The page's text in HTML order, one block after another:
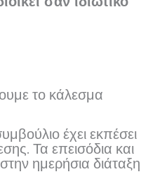
το κάλεσμα
έχει εκπέσει
Τα επεισόδια και
ημερήσια διάταξη